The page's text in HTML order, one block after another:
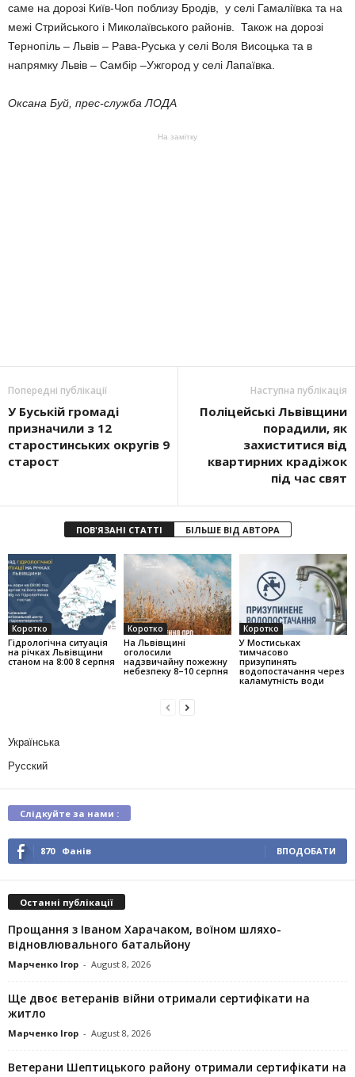
саме на дорозі Київ-Чоп поблизу Бродів, у селі Гамаліївка та на
межі Стрийського і Миколаївського районів. Також на дорозі
Тернопіль – Львів – Рава-Руська у селі Воля Висоцька та в
напрямку Львів – Самбір –Ужгород у селі Лапаївка.
Оксана Буй, прес-служба ЛОДА
На замітку
Попередні публікації
У Буській громаді
призначили з 12
старостинських округів 9
старост
Наступна публікація
Поліцейські Львівщини
порадили, як
захиститися від
квартирних крадіжок
під час свят
ПОВ'ЯЗАНІ СТАТТІ БІЛЬШЕ ВІД АВТОРА
Коротко
Гідрологічна ситуація
на річках Львівщини
станом на 8:00 8 серпня
Коротко
На Львівщині
оголосили
надзвичайну пожежну
небезпеку 8–10 серпня
Коротко
У Мостиськах
тимчасово
призупинять
водопостачання через
каламутність води
Українська
Русский
Слідкуйте за нами :
870 Фанів ВПОДОБАТИ
Останні публікації
Прощання з Іваном Харачаком, воїном шляхо-
відновлювального батальйону
Марченко Ігор - August 8, 2026
Ще двоє ветеранів війни отримали сертифікати на
житло
Марченко Ігор - August 8, 2026
Ветерани Шептицького району отримали сертифікати на